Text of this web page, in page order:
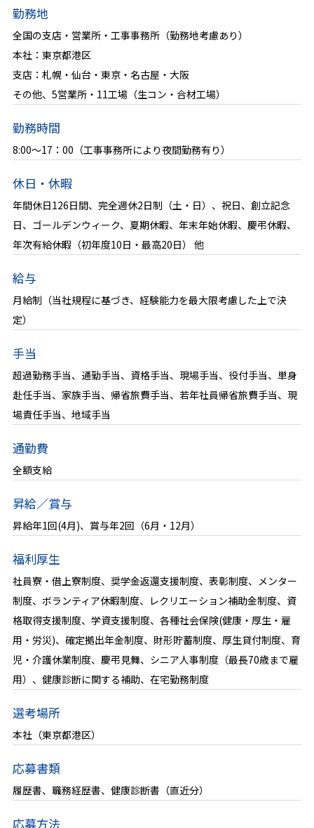
仕事のやりがい
プロジェクト紹介
働く人を知る
働く環境を知る
キャリアパス
福利厚生
オフィスギャラリー
社内交流
数字で見る地崎道路
採用情報
求める人物像
よくある質問
選考の流れ
新着情報
新卒エントリー
経験者エントリー
勤務地
全国の支店・営業所・工事事務所（勤務地考慮あり）
本社：東京都港区
支店：札幌・仙台・東京・名古屋・大阪
その他、5営業所・11工場（生コン・合材工場）
勤務時間
8:00～17：00（工事事務所により夜間勤務有り）
休日・休暇
年間休日126日間、完全週休2日制（土・日）、祝日、創立記念
日、ゴールデンウィーク、夏期休暇、年末年始休暇、慶弔休暇、
年次有給休暇（初年度10日・最高20日） 他
給与
月給制（当社規程に基づき、経験能力を最大限考慮した上で決
定）
手当
超過勤務手当、通勤手当、資格手当、現場手当、役付手当、単身
赴任手当、家族手当、帰省旅費手当、若年社員帰省旅費手当、現
場責任手当、地域手当
通勤費
全額支給
昇給／賞与
昇給年1回(4月)、賞与年2回（6月・12月）
福利厚生
社員寮・借上寮制度、奨学金返還支援制度、表彰制度、メンター
制度、ボランティア休暇制度、レクリエーション補助金制度、資
格取得支援制度、学資支援制度、各種社会保険(健康・厚生・雇
用・労災)、確定拠出年金制度、財形貯蓄制度、厚生貸付制度、育
児・介護休業制度、慶弔見舞、シニア人事制度（最長70歳まで雇
用）、健康診断に関する補助、在宅勤務制度
選考場所
本社（東京都港区）
応募書類
履歴書、職務経歴書、健康診断書（直近分）
応募方法